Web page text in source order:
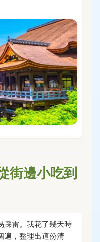
街邊小吃到
踩雷。我花了幾天時
遍，整理出這份清